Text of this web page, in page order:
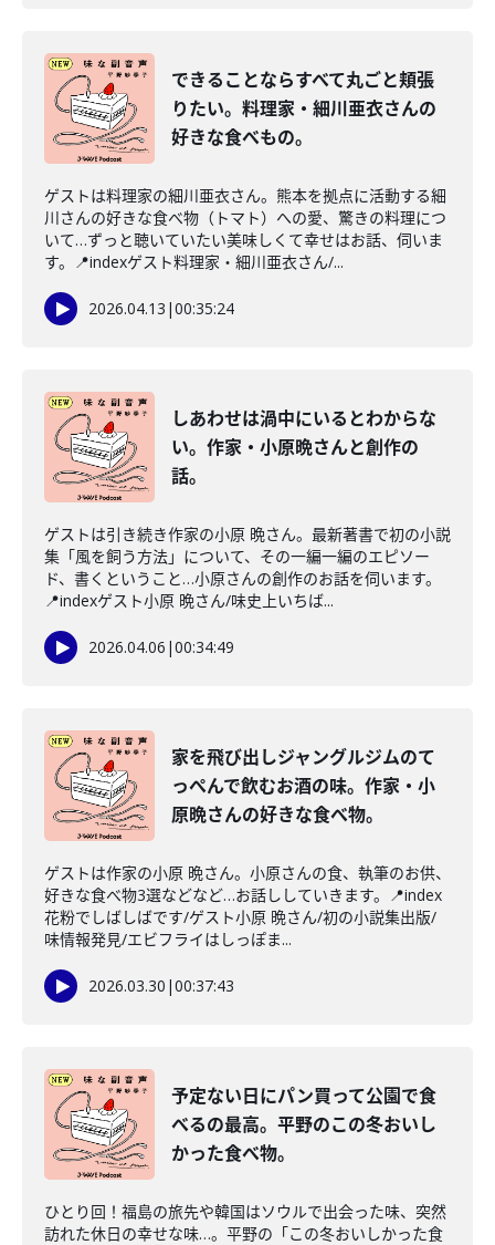
できることならすべて丸ごと頬張
りたい。料理家・細川亜衣さんの
好きな食べもの。
ゲストは料理家の細川亜衣さん。熊本を拠点に活動する細
川さんの好きな食べ物（トマト）への愛、驚きの料理につ
いて…ずっと聴いていたい美味しくて幸せはお話、伺いま
す。📍indexゲスト料理家・細川亜衣さん/...
2026.04.13 |00:35:24
しあわせは渦中にいるとわからな
い。作家・小原晩さんと創作の
話。
ゲストは引き続き作家の小原 晩さん。最新著書で初の小説
集「風を飼う方法」について、その一編一編のエピソー
ド、書くということ…小原さんの創作のお話を伺います。
📍indexゲスト小原 晩さん/味史上いちば...
2026.04.06 |00:34:49
家を飛び出しジャングルジムのて
っぺんで飲むお酒の味。作家・小
原晩さんの好きな食べ物。
ゲストは作家の小原 晩さん。小原さんの食、執筆のお供、
好きな食べ物3選などなど…お話ししていきます。📍index
花粉でしばしばです/ゲスト小原 晩さん/初の小説集出版/
味情報発見/エビフライはしっぽま...
2026.03.30 |00:37:43
予定ない日にパン買って公園で食
べるの最高。平野のこの冬おいし
かった食べ物。
ひとり回！福島の旅先や韓国はソウルで出会った味、突然
訪れた休日の幸せな味…。平野の「この冬おいしかった食